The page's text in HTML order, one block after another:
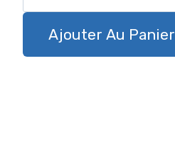
de
Plaque
attention
Ajouter Au Panier